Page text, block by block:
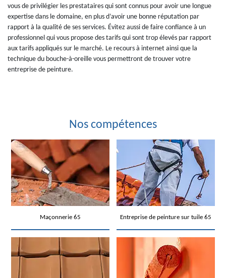
vous de privilégier les prestataires qui sont connus pour avoir une longue
expertise dans le domaine, en plus d’avoir une bonne réputation par
rapport à la qualité de ses services. Évitez aussi de faire confiance à un
professionnel qui vous propose des tarifs qui sont trop élevés par rapport
aux tarifs appliqués sur le marché. Le recours à internet ainsi que la
technique du bouche-à-oreille vous permettront de trouver votre
entreprise de peinture.
Nos compétences
Maçonnerie 65 Entreprise de peinture sur tuile 65